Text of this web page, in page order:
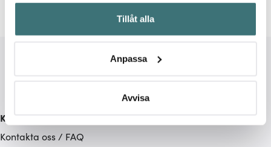
Samla in information om din geografiska plats som
kan ha en noggrannhet på upp till flera meter
Identifiera din enhet genom att aktivt skanna den för
Ta reda på mer om hur dina personliga uppgifter
Du kan ändra eller dra tillbaka ditt samtycke när som
Vi använder cookies för att innehållet och annonserna
Tillåt alla
Anpassa
Avvisa
Kundservice
Kontakta oss / FAQ